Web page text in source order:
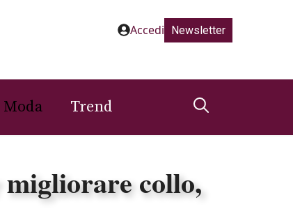
Accedi Newsletter
Moda Trend
collo,